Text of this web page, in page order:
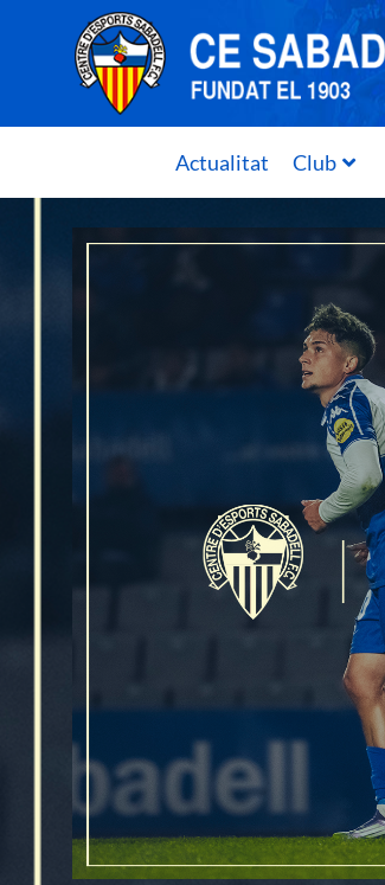
Actualitat Club